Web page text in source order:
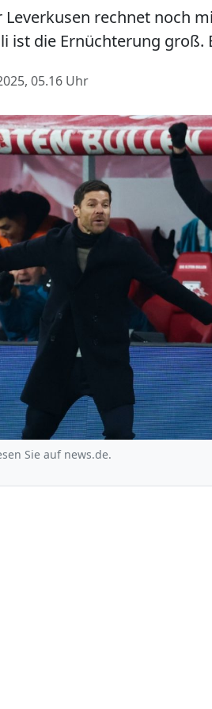
Leverkusen rechnet noch
ist die Ernüchterung
05.16 Uhr
Sie auf news.de.